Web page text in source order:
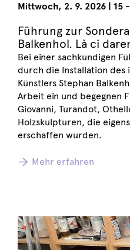
Mittwoch, 2. 9. 2026 | 15
Führung zur
Balkenhol. Là ci
Bei einer sachkundigen
durch die Installation
Künstlers Stephan
Arbeit ein und begegnen
Giovanni, Turandot,
Holzskulpturen, die
erschaffen wurden.
Mehr erfahren